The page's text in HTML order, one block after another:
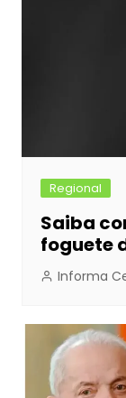
Regional
Saiba
foguete
Informa